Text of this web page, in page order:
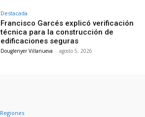
Destacada
Francisco Garcés explicó verificación
técnica para la construcción de
edificaciones seguras
Douglenyer Villanueva - agosto 5, 2026
Regiones